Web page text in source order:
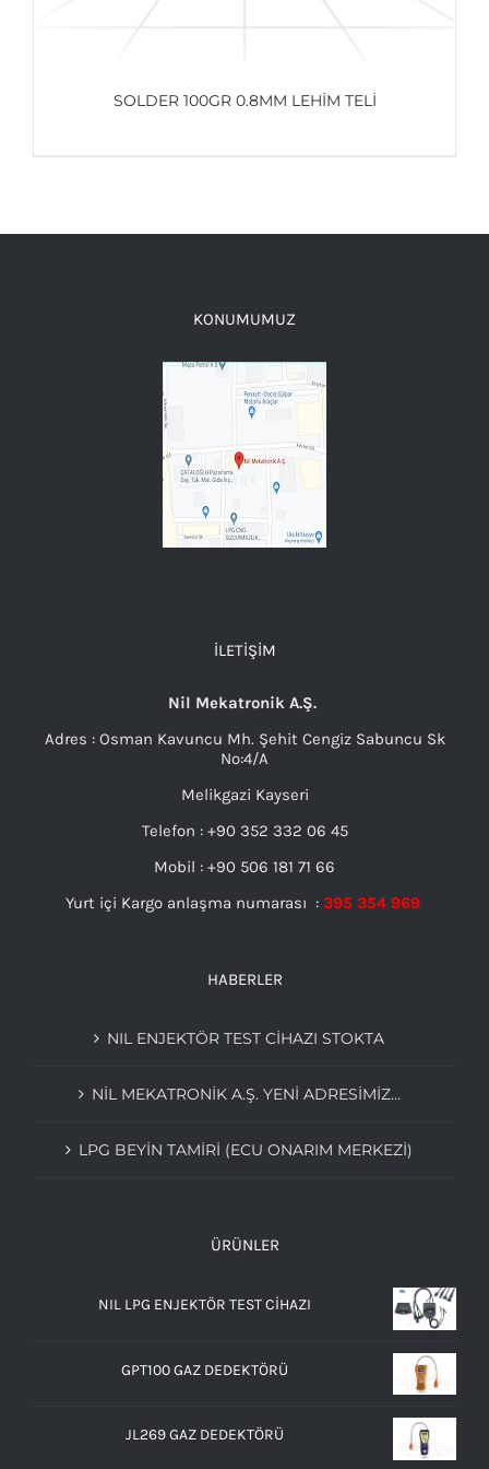
SOLDER 100GR 0.8MM LEHIM TELI
KONUMUMUZ
İLETIŞIM
Nil Mekatronik A.Ş.
Adres : Osman Kavuncu Mh. Şehit Cengiz Sabuncu Sk
No:4/A
Melikgazi Kayseri
Telefon : +90 352 332 06 45
Mobil : +90 506 181 71 66
Yurt içi Kargo anlaşma numarası : 395 354 969
HABERLER
NIL ENJEKTÖR TEST CİHAZI STOKTA
NIL MEKATRONIK A.Ş. YENI ADRESIMIZ…
LPG BEYIN TAMIRI (ECU ONARIM MERKEZI)
ÜRÜNLER
NIL LPG ENJEKTÖR TEST CİHAZI
GPT100 GAZ DEDEKTÖRÜ
JL269 GAZ DEDEKTÖRÜ